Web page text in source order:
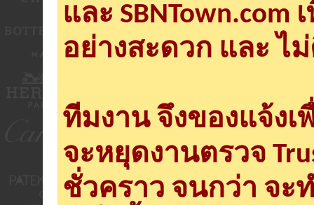
และ
อย่างสะดวก และ ไ
ทีมงาน จึงของแจ้ง
จะหยุดงานตรวจ
ชั่วคราว จนกว่า จะ